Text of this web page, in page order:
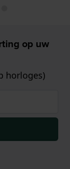
op uw
horloges)